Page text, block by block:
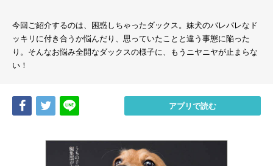
今回ご紹介するのは、困惑しちゃったダックス。妹犬のバレバレなド
ッキリに付き合うか悩んだり、思っていたことと違う事態に陥った
り。そんなお悩み全開なダックスの様子に、もうニヤニヤが止まらな
い！
Share Tweet アプリで読む